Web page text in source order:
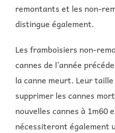
remontants et les non-
distingue également.
Les framboisiers non-
cannes de l’année
la canne meurt. Leur
supprimer les cannes
nouvelles cannes à 1m60
nécessiteront également